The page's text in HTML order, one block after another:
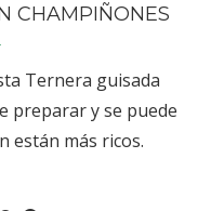
CHAMPIÑONES
Ternera guisada
preparar y se puede
están más ricos.